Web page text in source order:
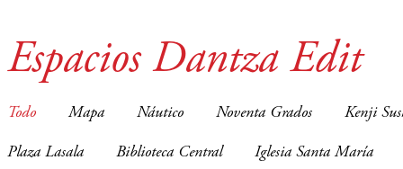
Espacios Dantza Edit
Todo Mapa Náutico Noventa Grados Kenji
Plaza Lasala Biblioteca Central Iglesia Santa María